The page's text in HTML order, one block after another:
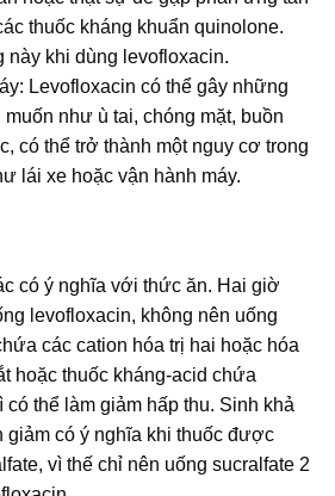
thuốc kháng khuẩn quinolone.
này khi dùng levofloxacin.
Levofloxacin có thể gây những
như ù tai, chóng mặt, buồn
có thể trở thành một nguy cơ trong
lái xe hoặc vận hành máy.
có ý nghĩa với thức ăn. Hai giờ
levofloxacin, không nên uống
các cation hóa trị hai hoặc hóa
hoặc thuốc kháng-acid chứa
có thể làm giảm hấp thu. Sinh khả
giảm có ý nghĩa khi thuốc được
vì thế chỉ nên uống sucralfate 2